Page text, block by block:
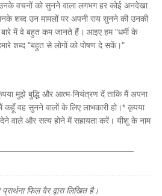
वचनों को सुनने वाला लगभग हर कोई अनदेखा
शब्द उन मामलों पर अपनी राय सुनने की उनकी
में वे बहुत कम जानते हैं। आइए हम "धर्मी के
शब्द "बहुत से लोगों को पोषण दे सकें।"
मुझे बुद्धि और आत्म-नियंत्रण दें ताकि मैं अपना
वह सुनने वालों के लिए लाभकारी हो।* कृपया
देने वाले और सत्य होने में सहायता करें। यीशु के नाम
फिल वैर द्वारा लिखित है।